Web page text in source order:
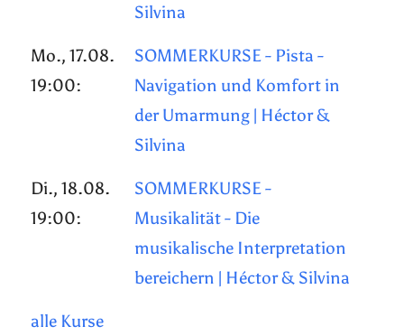
Silvina
Mo., 17.08.
19:00:
SOMMERKURSE - Pista -
Navigation und Komfort in
der Umarmung | Héctor &
Silvina
Di., 18.08.
19:00:
SOMMERKURSE -
Musikalität - Die
musikalische Interpretation
bereichern | Héctor & Silvina
alle Kurse